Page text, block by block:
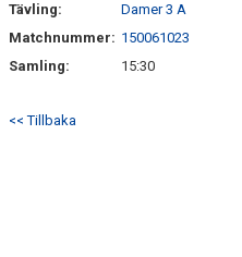
TIDIGARE SÄSONGER
Tävling:
Damer 3 A
Matchnummer: 150061023
Samling:
15:30
<< Tillbaka